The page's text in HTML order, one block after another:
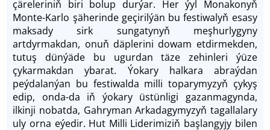
çäreleriniň biri bolup durýar. Her ýyl Monakonyň
Monte-Karlo şäherinde geçirilýän bu festiwalyň esasy
maksady sirk sungatynyň meşhurlygyny
artdyrmakdan, onuň däplerini dowam etdirmekden,
tutuş dünýäde bu ugurdan täze zehinleri ýüze
çykarmakdan ybarat. Ýokary halkara abraýdan
peýdalanýan bu festiwalda milli toparymyzyň çykyş
edip, onda-da iň ýokary üstünligi gazanmagynda,
ilkinji nobatda, Gahryman Arkadagymyzyň tagallalary
uly orna eýedir. Hut Milli Liderimiziň başlangyjy bilen